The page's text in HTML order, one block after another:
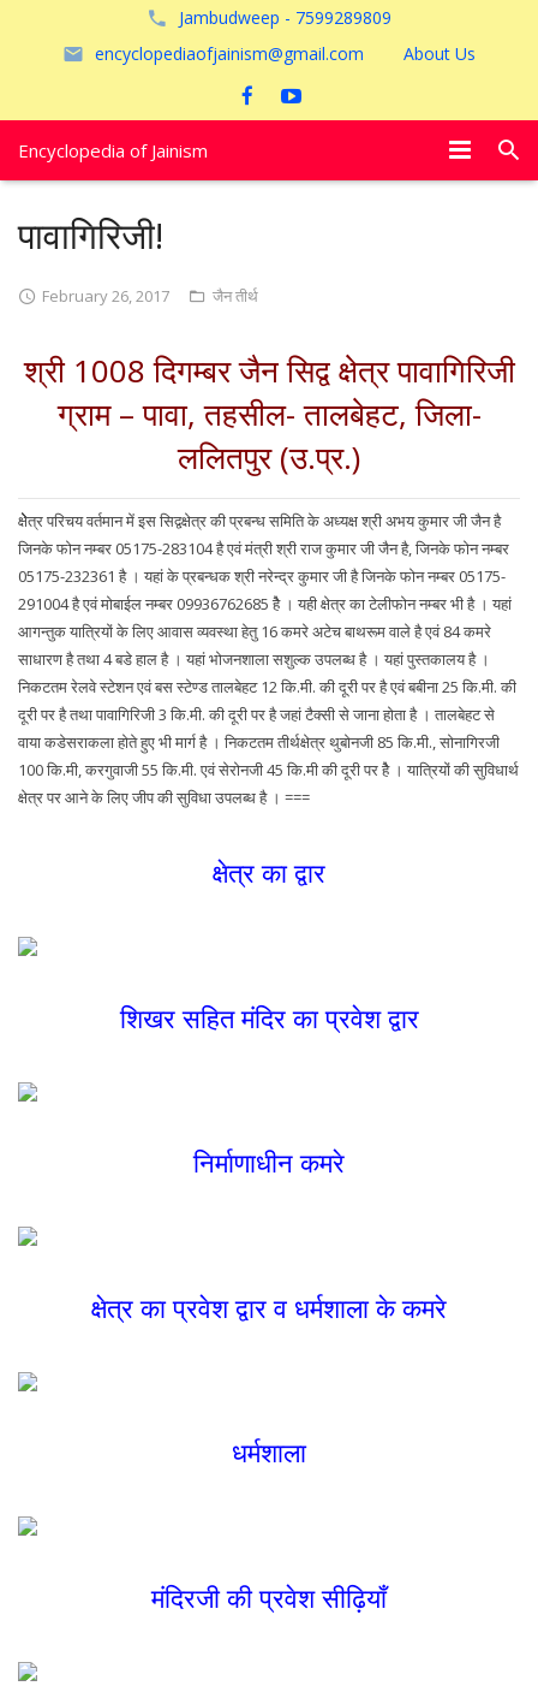
Jambudweep - 7599289809
encyclopediaofjainism@gmail.com
About Us
Encyclopedia of Jainism
अयोध्या
पावागिरिजी!
February 26, 2017 जैन तीर्थ
श्री 1008 दिगम्बर जैन सिद्व क्षेत्र पावागिरिजी
ग्राम – पावा, तहसील- तालबेहट, जिला-
ललितपुर (उ.प्र.)
क्षेेेत्र परिचय वर्तमान में इस सिद्वक्षेत्र की प्रबन्ध समिति के अध्यक्ष श्री अभय कुमार जी जैन है
जिनके फोन नम्बर 05175-283104 है एवं मंत्री श्री राज कुमार जी जैन है, जिनके फोन नम्बर
05175-232361 है । यहां के प्रबन्धक श्री नरेन्द्र कुमार जी है जिनके फोन नम्बर 05175-
291004 है एवं मोबाईल नम्बर 09936762685 हैे । यही क्षेत्र का टेलीफोन नम्बर भी है । यहां
आगन्तुक यात्रियों के लिए आवास व्यवस्था हेतु 16 कमरे अटेच बाथरूम वाले है एवं 84 कमरे
साधारण है तथा 4 बडे हाल है । यहां भोजनशाला सशुल्क उपलब्ध है । यहां पुस्तकालय है ।
निकटतम रेलवे स्टेशन एवं बस स्टेण्ड तालबेहट 12 कि.मी. की दूरी पर है एवं बबीना 25 कि.मी. की
दूरी पर है तथा पावागिरिजी 3 कि.मी. की दूरी पर है जहां टैक्सी से जाना होता है । तालबेहट से
वाया कडेसराकला होते हुए भी मार्ग है । निकटतम तीर्थक्षेत्र थुबोनजी 85 कि.मी., सोनागिरजी
100 कि.मी, करगुवाजी 55 कि.मी. एवं सेरोनजी 45 कि.मी की दूरी पर हैे । यात्रियों की सुविधार्थ
क्षेत्र पर आने के लिए जीप की सुविधा उपलब्ध है । ===
क्षेत्र का द्वार
शिखर सहित मंदिर का प्रवेश द्वार
निर्माणाधीन कमरे
क्षेत्र का प्रवेश द्वार व धर्मशाला के कमरे
धर्मशाला
मंदिरजी की प्रवेश सीढ़ियॉं